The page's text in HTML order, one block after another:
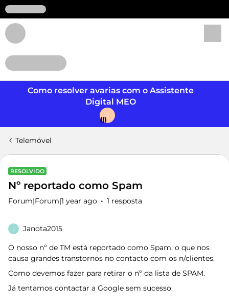
Como resolver avarias com o Assistente
Digital MEO
J
Telemóvel
RESOLVIDO
Nº reportado como Spam
Forum|Forum|1 year ago 1 resposta
J Janota2015
O nosso nº de TM está reportado como Spam, o que nos
causa grandes transtornos no contacto com os n/clientes.
Como devemos fazer para retirar o nº da lista de SPAM.
Já tentamos contactar a Google sem sucesso.